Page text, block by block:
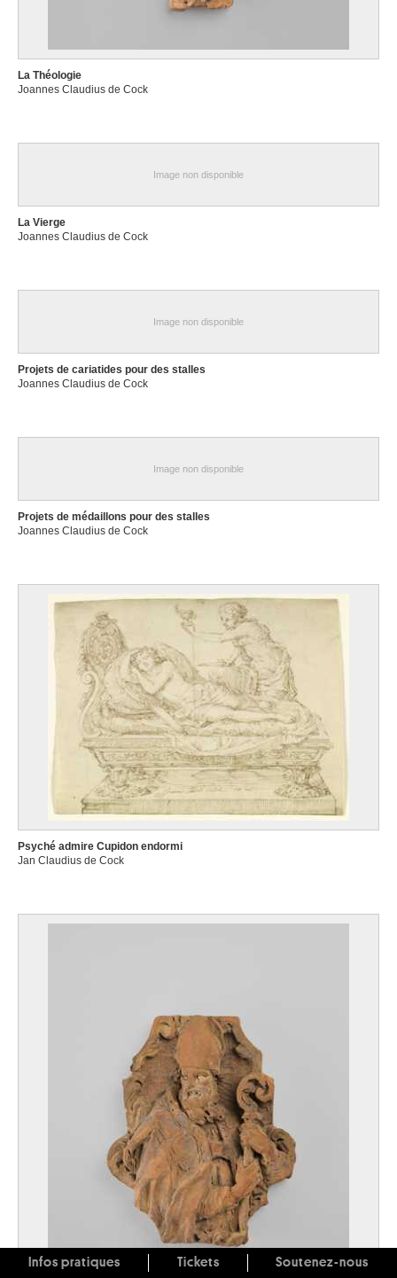
La Théologie
Joannes Claudius de Cock
Image non disponible
La Vierge
Joannes Claudius de Cock
Image non disponible
Projets de cariatides pour des stalles
Joannes Claudius de Cock
Image non disponible
Projets de médaillons pour des stalles
Joannes Claudius de Cock
Psyché admire Cupidon endormi
Jan Claudius de Cock
Infos pratiques Tickets Soutenez-nous